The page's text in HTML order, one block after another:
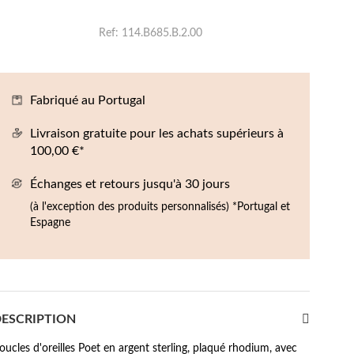
Ref 114.B685.B.2.00
Fabriqué au Portugal
Livraison gratuite pour les achats supérieurs à
100,00 €*
Échanges et retours jusqu'à 30 jours
(à l'exception des produits personnalisés) *Portugal et
Espagne
d'oreilles Poet en argent sterling, plaqué rhodium, avec